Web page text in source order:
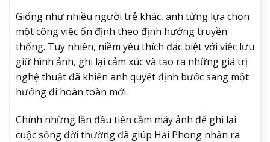
Giống như nhiều người trẻ khác, anh từng lựa chọn
một công việc ổn định theo định hướng truyền
thống. Tuy nhiên, niềm yêu thích đặc biệt với việc lưu
giữ hình ảnh, ghi lại cảm xúc và tạo ra những giá trị
nghệ thuật đã khiến anh quyết định bước sang một
hướng đi hoàn toàn mới.
Chính những lần đầu tiên cầm máy ảnh để ghi lại
cuộc sống đời thường đã giúp Hải Phong nhận ra